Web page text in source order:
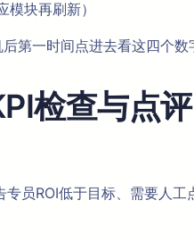
块再刷新）
第一时间点进去看这四个
检查与点
员ROI低于目标、需要人工